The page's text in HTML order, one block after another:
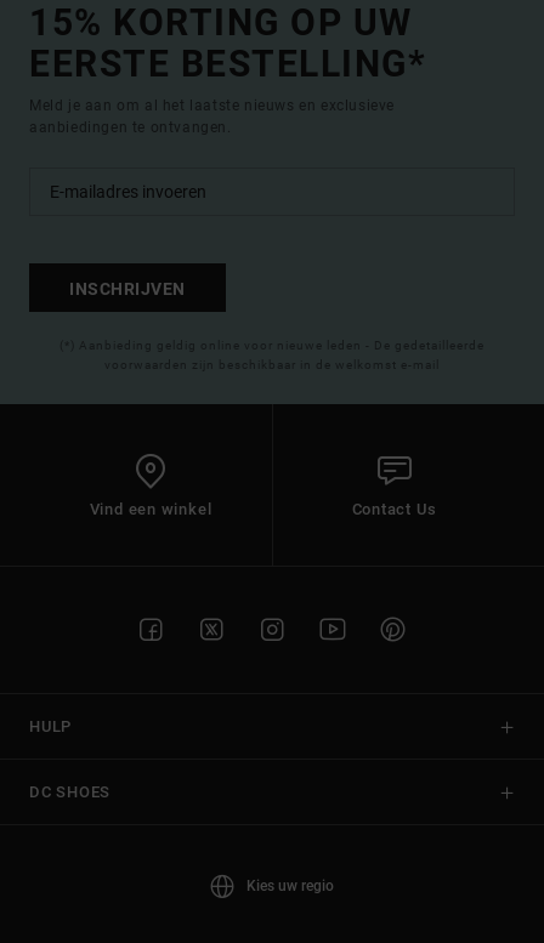
15% KORTING OP UW
EERSTE BESTELLING*
Meld je aan om al het laatste nieuws en exclusieve
aanbiedingen te ontvangen.
INSCHRIJVEN
(*) Aanbieding geldig online voor nieuwe leden - De gedetailleerde
voorwaarden zijn beschikbaar in de welkomst e-mail
Vind een winkel Contact Us
HULP
DC SHOES
Kies uw regio